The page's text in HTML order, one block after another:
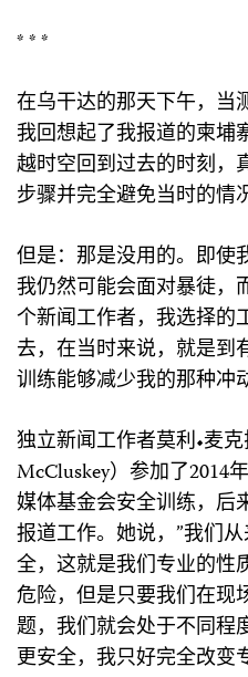
* * *
在乌干达的那天下午，当
我回想起了我报道的柬埔
越时空回到过去的时刻，
步骤并完全避免当时的情
但是：那是没用的。即使
我仍然可能会面对暴徒，
个新闻工作者，我选择的
去，在当时来说，就是到
训练能够减少我的那种冲
独立新闻工作者莫利•麦
McCluskey）参加了2014
媒体基金会安全训练，后
报道工作。她说，”我们
全，这就是我们专业的性
危险，但是只要我们在现
题，我们就会处于不同程
更安全，我只好完全改变